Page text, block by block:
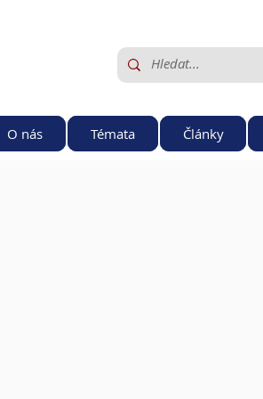
O nás Témata Články